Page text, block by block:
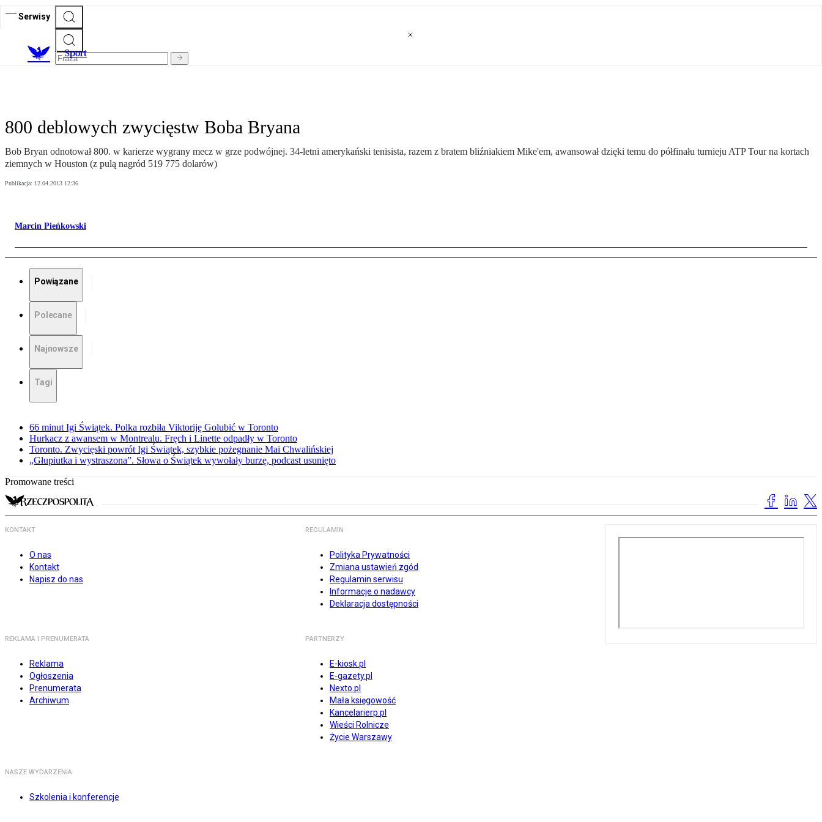
Serwisy
Sport
800 deblowych zwycięstw Boba Bryana
Bob Bryan odnotował 800. w karierze wygrany mecz w grze podwójnej. 34-letni amerykański tenisista, razem z bratem bliźniakiem Mike'em, awansował dzięki temu do półfinału turnieju ATP Tour na kortach
ziemnych w Houston (z pulą nagród 519 775 dolarów)
Publikacja: 12.04.2013 12:36
Marcin Pieńkowski
Powiązane
Polecane
Najnowsze
Tagi
66 minut Igi Świątek. Polka rozbiła Viktoriję Golubić w Toronto
Hurkacz z awansem w Montrealu. Fręch i Linette odpadły w Toronto
Toronto. Zwycięski powrót Igi Świątek, szybkie pożegnanie Mai Chwalińskiej
„Głupiutka i wystraszona”. Słowa o Świątek wywołały burzę, podcast usunięto
Promowane treści
KONTAKT
O nas
Kontakt
Napisz do nas
REGULAMIN
Polityka Prywatności
Zmiana ustawień zgód
Regulamin serwisu
Informacje o nadawcy
Deklaracja dostępności
REKLAMA I PRENUMERATA
Reklama
Ogłoszenia
Prenumerata
Archiwum
PARTNERZY
E-kiosk.pl
E-gazety.pl
Nexto.pl
Mała księgowość
Kancelarierp.pl
Wieści Rolnicze
Życie Warszawy
NASZE WYDARZENIA
Szkolenia i konferencje